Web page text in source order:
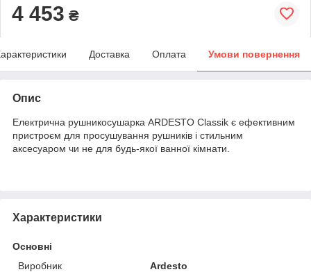
4 453 ₴
Доставка Оплата Умови повернення
Опис
Електрична рушникосушарка ARDESTO Classik є ефективним
пристроєм для просушування рушників і стильним
аксесуаром чи не для будь-якої ванної кімнати.
Характеристики
Основні
Виробник
Ardesto